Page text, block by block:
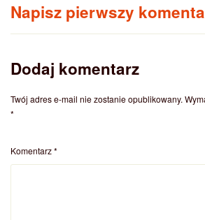
Napisz pierwszy
Dodaj komentarz
Twój adres e-mail nie zostanie opublikowany.
*
Komentarz*